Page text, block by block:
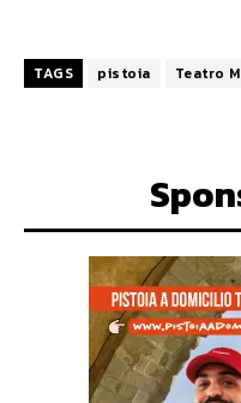
TAGS pistoia Teatro